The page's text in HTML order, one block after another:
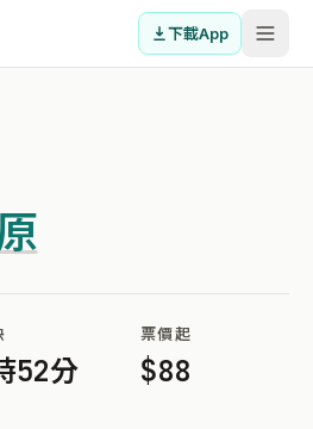
下載App
52分
票價起
$88